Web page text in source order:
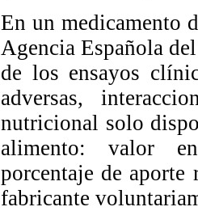
En un medicamento
Agencia Española
de los ensayos
adversas,
nutricional solo
alimento: valor
porcentaje de
fabricante